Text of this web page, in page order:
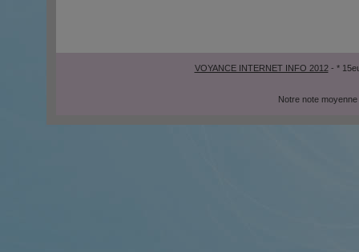
VOYANCE INTERNET INFO 2012- *
Notre note